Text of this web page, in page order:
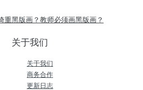
重黑版画？教师必须画黑版画？
关于我们
关于我们
商务合作
更新日志